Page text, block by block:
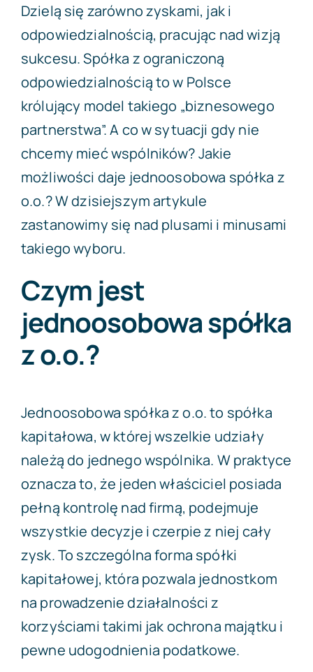
Dzielą się zarówno zyskami, jak i
odpowiedzialnością, pracując nad wizją
sukcesu. Spółka z ograniczoną
odpowiedzialnością to w Polsce
królujący model takiego „biznesowego
partnerstwa”. A co w sytuacji gdy nie
chcemy mieć wspólników? Jakie
możliwości daje jednoosobowa spółka z
o.o.? W dzisiejszym artykule
zastanowimy się nad plusami i minusami
takiego wyboru.
Czym jest
jednoosobowa spółka
z o.o.?
Jednoosobowa spółka z o.o. to spółka
kapitałowa, w której wszelkie udziały
należą do jednego wspólnika. W praktyce
oznacza to, że jeden właściciel posiada
pełną kontrolę nad firmą, podejmuje
wszystkie decyzje i czerpie z niej cały
zysk. To szczególna forma spółki
kapitałowej, która pozwala jednostkom
na prowadzenie działalności z
korzyściami takimi jak ochrona majątku i
pewne udogodnienia podatkowe.